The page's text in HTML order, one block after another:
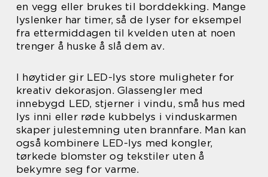
en vegg eller brukes til borddekking. Mange
lyslenker har timer, så de lyser for eksempel
fra ettermiddagen til kvelden uten at noen
trenger å huske å slå dem av.
I høytider gir LED-lys store muligheter for
kreativ dekorasjon. Glassengler med
innebygd LED, stjerner i vindu, små hus med
lys inni eller røde kubbelys i vinduskarmen
skaper julestemning uten brannfare. Man kan
også kombinere LED-lys med kongler,
tørkede blomster og tekstiler uten å
bekymre seg for varme.